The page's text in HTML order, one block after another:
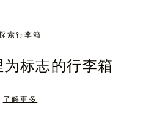
索行李箱
标志的行李箱
了解更多